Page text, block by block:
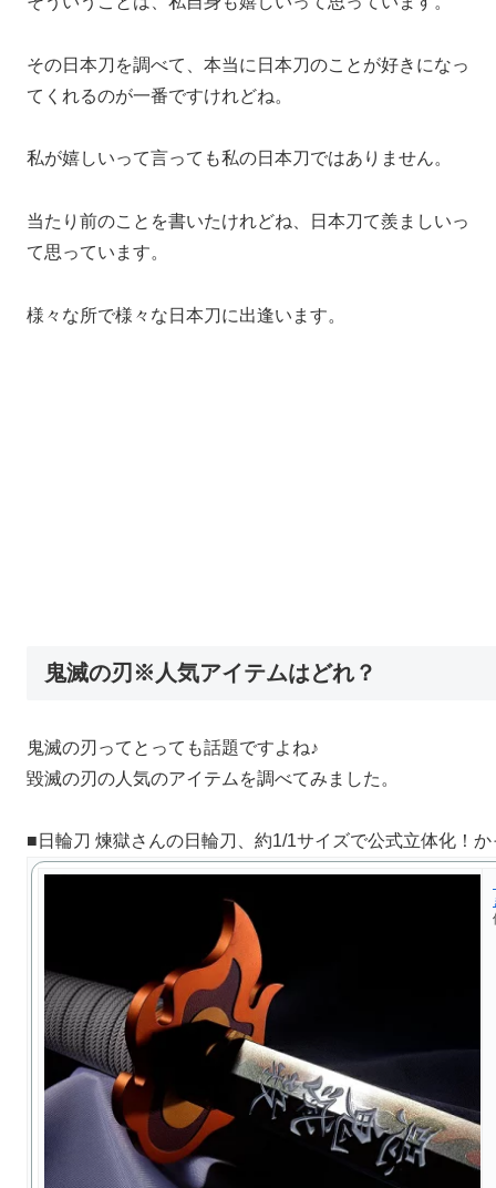
その日本刀を調べて、本当に日本刀のことが好きになっ
てくれるのが一番ですけれどね。
私が嬉しいって言っても私の日本刀ではありません。
当たり前のことを書いたけれどね、日本刀て羨ましいっ
て思っています。
様々な所で様々な日本刀に出逢います。
鬼滅の刃※人気アイテムはどれ？
鬼滅の刃ってとっても話題ですよね♪
毀滅の刃の人気のアイテムを調べてみました。
■日輪刀 煉獄さんの日輪刀、約1/1サイズで公式立体化！